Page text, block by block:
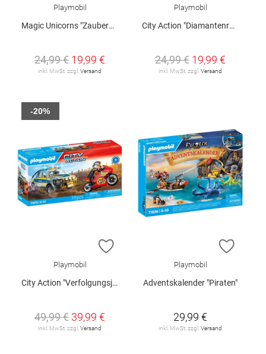
Playmobil
Magic Unicorns "Zauberhafter Einhorn-Stall für Mama und Fohlen"
24,99 € 19,99 €
inkl. MwSt. zzgl. Versand
Playmobil
City Action "Diamantenraub"
24,99 € 19,99 €
inkl. MwSt. zzgl. Versand
ZUR WUNSCHLISTE HINZUFÜGEN
Playmobil
City Action "Verfolgungsjagd mit Polizei Pick-Up"
49,99 € 39,99 €
inkl. MwSt. zzgl. Versand
-20%
ZUR
Playmobil
Adventskalender "Piraten"
29,99 €
inkl. MwSt. zzgl. Versand